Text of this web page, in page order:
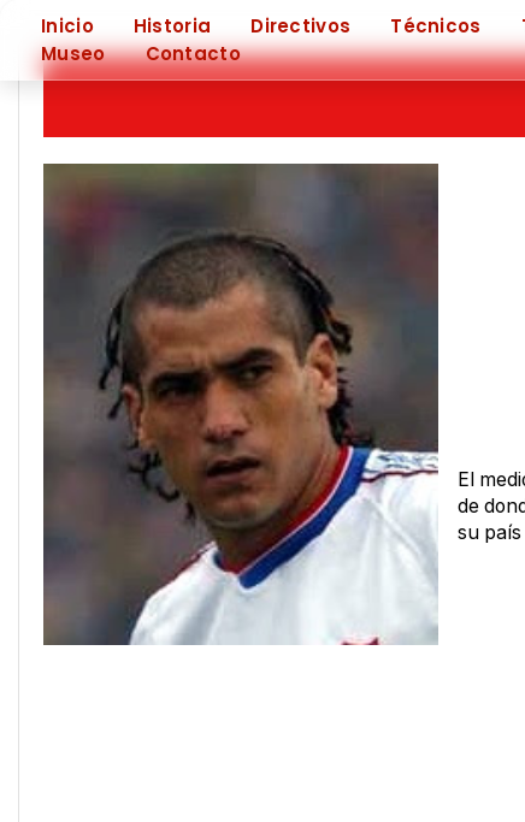
Inicio Historia Directivos Técnicos
Museo
Contacto
❮
El
de
su